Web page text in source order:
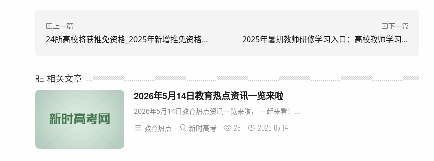
上一篇
24所高校将获推免资格_2025年新增推免资格高校名单
下一篇
2025年暑期教师研修学习入口：高校教师学习平台
相关文章
2026年5月14日教育热点资讯一览来啦
2026年5月14日教育热点资讯一览来啦， 一起来看！...
教育热点
新时高考 28 2026-05-14